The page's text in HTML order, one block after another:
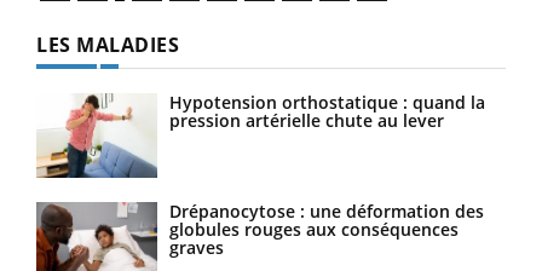
LES MALADIES
Hypotension orthostatique : quand la
pression artérielle chute au lever
Drépanocytose : une déformation des
globules rouges aux conséquences
graves